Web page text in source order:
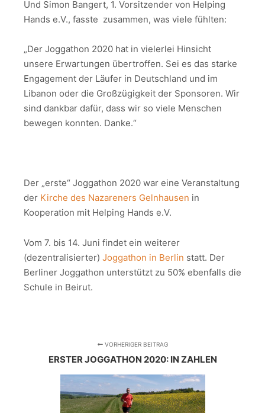
Und Simon Bangert, 1. Vorsitzender von Helping
Hands e.V., fasste zusammen, was viele fühlten:
„Der Joggathon 2020 hat in vielerlei Hinsicht
unsere Erwartungen übertroffen. Sei es das starke
Engagement der Läufer in Deutschland und im
Libanon oder die Großzügigkeit der Sponsoren. Wir
sind dankbar dafür, dass wir so viele Menschen
bewegen konnten. Danke.“
Der „erste“ Joggathon 2020 war eine Veranstaltung
der Kirche des Nazareners Gelnhausen in
Kooperation mit Helping Hands e.V.
Vom 7. bis 14. Juni findet ein weiterer
(dezentralisierter) Joggathon in Berlin statt. Der
Berliner Joggathon unterstützt zu 50% ebenfalls die
Schule in Beirut.
VORHERIGER BEITRAG
ERSTER JOGGATHON 2020: IN ZAHLEN